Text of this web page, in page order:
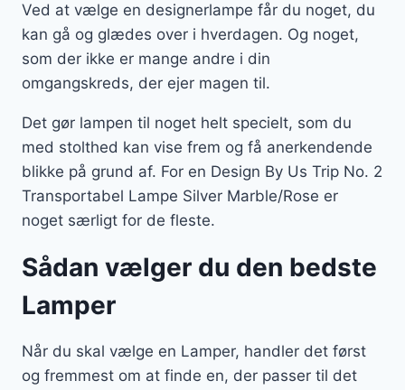
Ved at vælge en designerlampe får du noget, du
kan gå og glædes over i hverdagen. Og noget,
som der ikke er mange andre i din
omgangskreds, der ejer magen til.
Det gør lampen til noget helt specielt, som du
med stolthed kan vise frem og få anerkendende
blikke på grund af. For en Design By Us Trip No. 2
Transportabel Lampe Silver Marble/Rose er
noget særligt for de fleste.
Sådan vælger du den bedste
Lamper
Når du skal vælge en Lamper, handler det først
og fremmest om at finde en, der passer til det